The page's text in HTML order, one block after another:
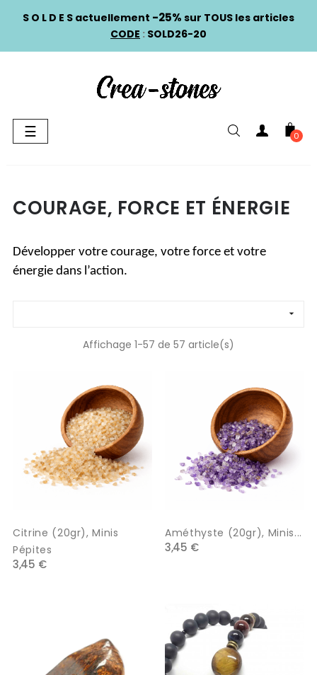
S O L D E S actuellement -25% sur TOUS les articles
CODE : SOLD26-20
Basculer
la
☰ 0
COURAGE, FORCE ET ÉNERGIE
Développer votre courage, votre force et votre
énergie dans l’action.

Affichage 1-57 de 57 article(s)
Citrine (20gr), Minis
Pépites
3,45 €
Améthyste (20gr), Minis...
3,45 €